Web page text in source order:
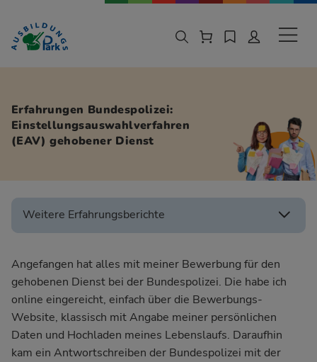
Zur Navigation springen
Zu den Hauptinhalten springen
Erfahrungen Bundespolizei:
Einstellungsauswahlverfahren
(EAV) gehobener Dienst
Angefangen hat alles mit meiner Bewerbung für den
gehobenen Dienst bei der Bundespolizei. Die habe ich
online eingereicht, einfach über die Bewerbungs-
Website, klassisch mit Angabe meiner persönlichen
Daten und Hochladen meines Lebenslaufs. Daraufhin
kam ein Antwortschreiben der Bundespolizei mit der
Weitere Erfahrungsberichte